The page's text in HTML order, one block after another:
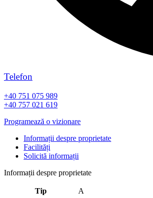
Telefon
+40 751 075 989
+40 757 021 619
Programează o vizionare
Informații despre proprietate
Facilități
Solicită informații
Informații despre proprietate
Tip A